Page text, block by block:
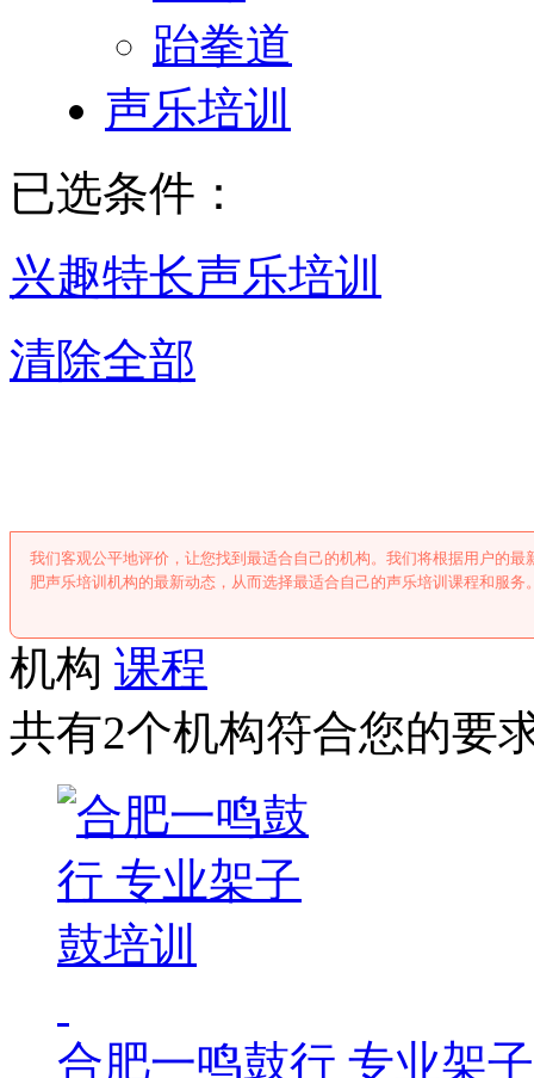
跆拳道
声乐培训
已选条件：
兴趣特长声乐培训
清除全部
我们客观公平地评价，让您找到最适合自己的机构。我们将根据用户的
肥声乐培训机构的最新动态，从而选择最适合自己的声乐培训课程和服务
机构 课程
共有2个机构符合您的要
合肥一鸣鼓行 专业架